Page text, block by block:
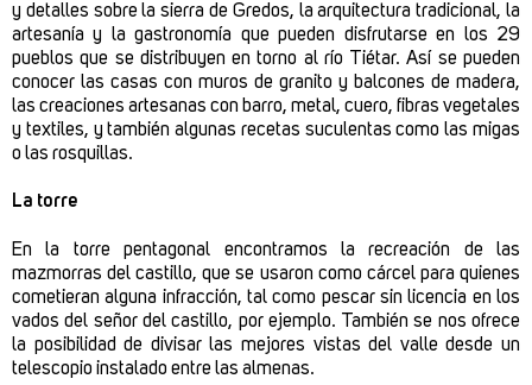
y detalles sobre la sierra de Gredos, la arquitectura tradicional, la
artesanía y la gastronomía que pueden disfrutarse en los 29
pueblos que se distribuyen en torno al río Tiétar. Así se pueden
conocer las casas con muros de granito y balcones de madera,
las creaciones artesanas con barro, metal, cuero, fibras vegetales
y textiles, y también algunas recetas suculentas como las migas
o las rosquillas.
La torre
En la torre pentagonal encontramos la recreación de las
mazmorras del castillo, que se usaron como cárcel para quienes
cometieran alguna infracción, tal como pescar sin licencia en los
vados del señor del castillo, por ejemplo. También se nos ofrece
la posibilidad de divisar las mejores vistas del valle desde un
telescopio instalado entre las almenas.